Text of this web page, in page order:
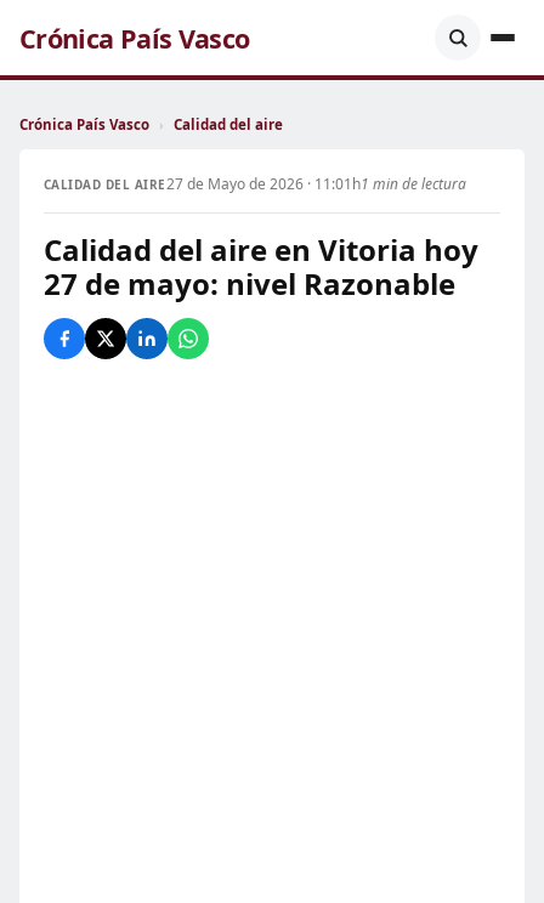
Crónica País Vasco
Crónica País Vasco › Calidad del aire
CALIDAD DEL AIRE27 de Mayo de 2026 · 11:01h1 min de lectura
Calidad del aire en Vitoria hoy
27 de mayo: nivel Razonable